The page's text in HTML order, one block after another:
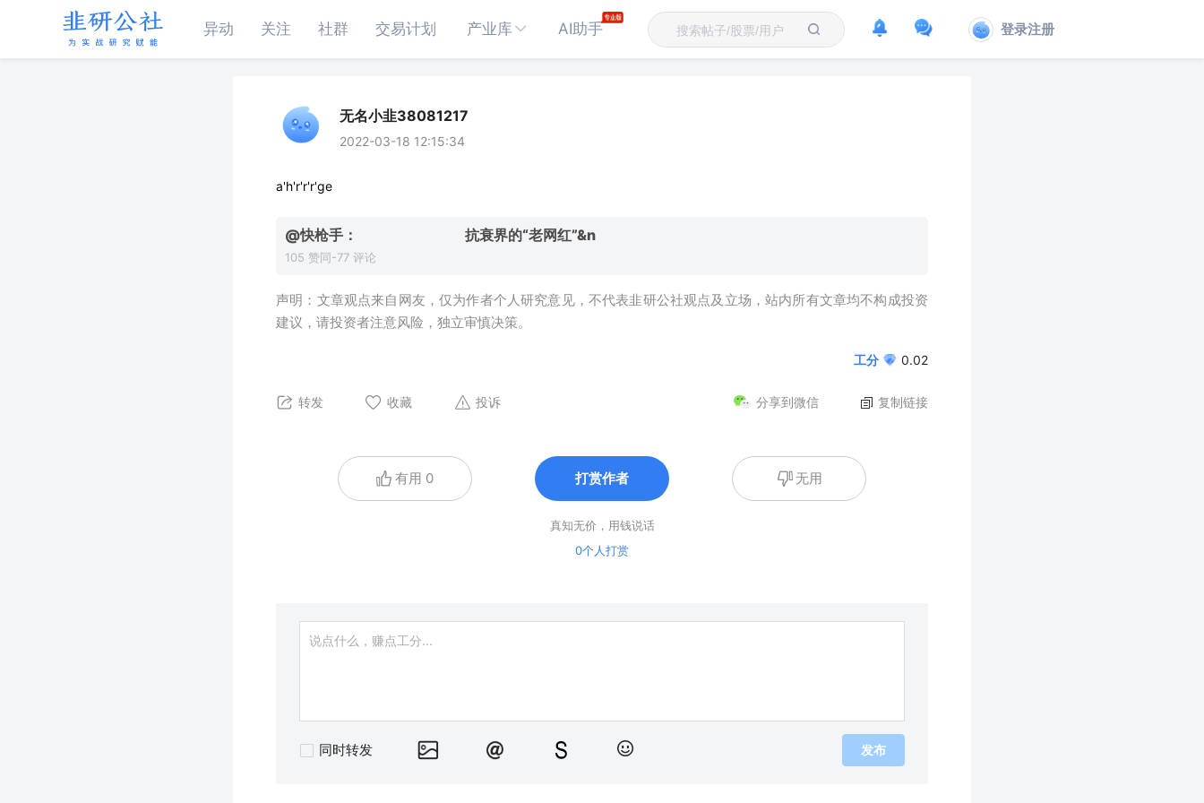
异动 关注 社群 交易计划 产业库 AI助手 登录注册
无名小韭38081217
2022-03-18 12:15:34
a'h'r'r'r'ge
@快枪手： 抗衰界的“老网红”&n
105 赞同-77 评论
声明：文章观点来自网友，仅为作者个人研究意见，不代表韭研公社观点及立场，站内所有文章均不构成投资
建议，请投资者注意风险，独立审慎决策。
工分 0.02
转发 收藏 投诉 复制链接
分享到微信
有用 0 打赏作者 无用
真知无价，用钱说话
0个人打赏
同时转发 发布